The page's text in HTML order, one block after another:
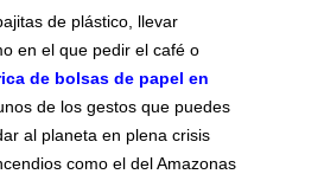
de plástico, llevar
en el que pedir el café o
de bolsas de papel en
de los gestos que puedes
al planeta en plena crisis
como el del Amazonas